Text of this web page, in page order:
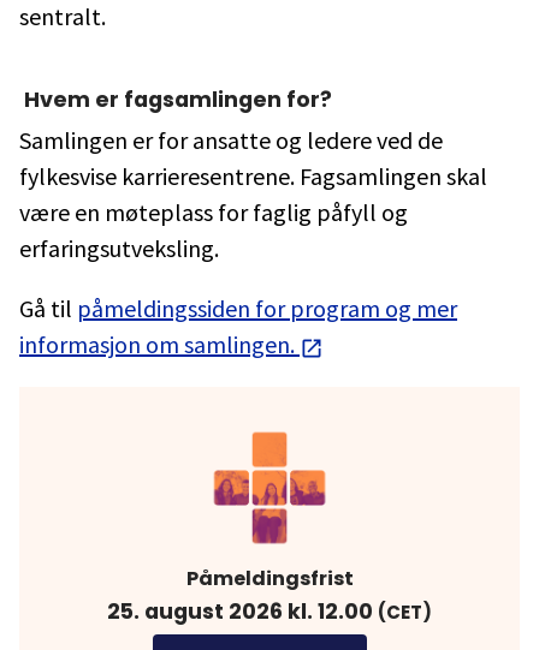
sentralt.
Hvem er fagsamlingen for?
Samlingen er for ansatte og ledere ved de
fylkesvise karrieresentrene. Fagsamlingen skal
være en møteplass for faglig påfyll og
erfaringsutveksling.
Gå til påmeldingssiden for program og mer
informasjon om samlingen.
Påmeldingsfrist
25. august 2026 kl. 12.00 (CET)